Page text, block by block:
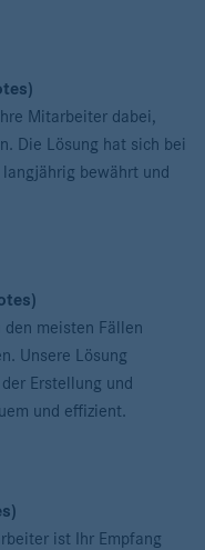
Mitarbeiter dabei,
Die Lösung hat sich bei
bewährt und
meisten Fällen
Unsere Lösung
Erstellung und
und effizient.
ist Ihr Empfang